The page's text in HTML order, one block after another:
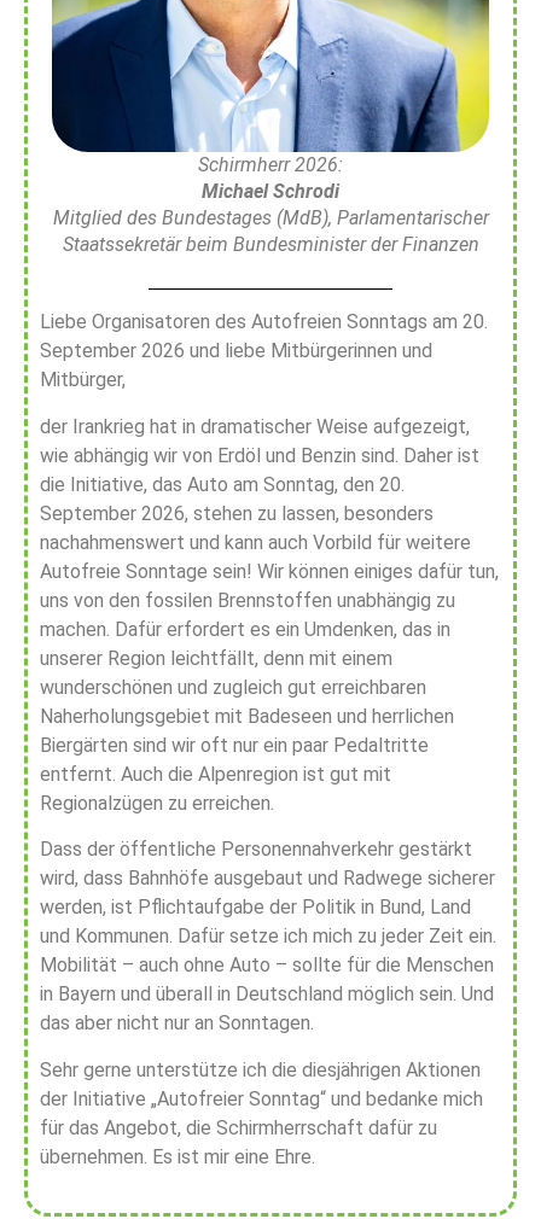
Schirmherr 2026:
Michael Schrodi
Mitglied des Bundestages (MdB), Parlamentarischer
Staatssekretär beim Bundesminister der Finanzen
Liebe Organisatoren des Autofreien Sonntags am 20.
September 2026 und liebe Mitbürgerinnen und
Mitbürger,
der Irankrieg hat in dramatischer Weise aufgezeigt,
wie abhängig wir von Erdöl und Benzin sind. Daher ist
die Initiative, das Auto am Sonntag, den 20.
September 2026, stehen zu lassen, besonders
nachahmenswert und kann auch Vorbild für weitere
Autofreie Sonntage sein! Wir können einiges dafür tun,
uns von den fossilen Brennstoffen unabhängig zu
machen. Dafür erfordert es ein Umdenken, das in
unserer Region leichtfällt, denn mit einem
wunderschönen und zugleich gut erreichbaren
Naherholungsgebiet mit Badeseen und herrlichen
Biergärten sind wir oft nur ein paar Pedaltritte
entfernt. Auch die Alpenregion ist gut mit
Regionalzügen zu erreichen.
Dass der öffentliche Personennahverkehr gestärkt
wird, dass Bahnhöfe ausgebaut und Radwege sicherer
werden, ist Pflichtaufgabe der Politik in Bund, Land
und Kommunen. Dafür setze ich mich zu jeder Zeit ein.
Mobilität – auch ohne Auto – sollte für die Menschen
in Bayern und überall in Deutschland möglich sein. Und
das aber nicht nur an Sonntagen.
Sehr gerne unterstütze ich die diesjährigen Aktionen
der Initiative „Autofreier Sonntag“ und bedanke mich
für das Angebot, die Schirmherrschaft dafür zu
übernehmen. Es ist mir eine Ehre.